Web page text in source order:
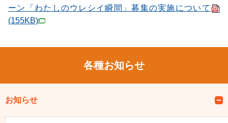
ーン「わたしのウレシイ瞬間」募集の実施について
(155KB)
各種お知らせ
お知らせ